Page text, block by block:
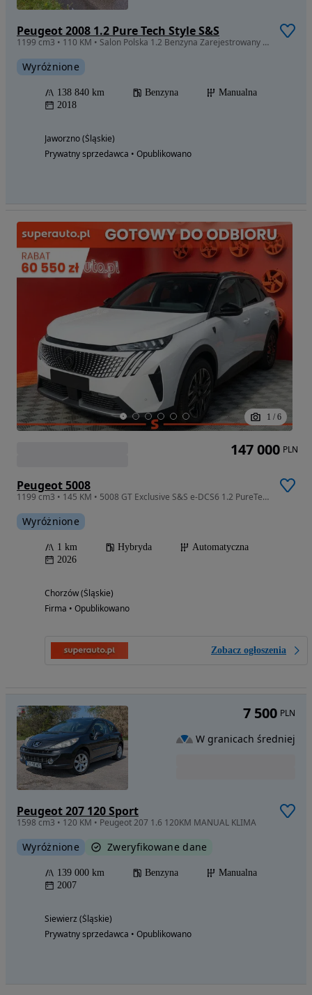
Peugeot 2008 1.2 Pure Tech Style S&S
1199 cm3 • 110 KM • Salon Polska 1.2 Benzyna Zarejestrowany ISOFIX Pierwszy Właściciel
Wyróżnione
138 840 km Benzyna
Manualna
2018
Jaworzno (Śląskie)
Prywatny sprzedawca • Opublikowano
1 / 6
Peugeot 5008
1199 cm3 • 145 KM • 5008 GT Exclusive S&S e-DCS6 1.2 PureTech mHEV 145KM
Wyróżnione
1 km Hybryda
Automatyczna
2026
Chorzów (Śląskie)
Firma • Opublikowano
Zobacz ogłoszenia
147 000 PLN
Peugeot 207 120 Sport
1598 cm3 • 120 KM • Peugeot 207 1.6 120KM MANUAL KLIMA
Wyróżnione Zweryfikowane dane
139 000 km Benzyna
Manualna
2007
Siewierz (Śląskie)
Prywatny sprzedawca • Opublikowano
7 500 PLN
W granicach średniej